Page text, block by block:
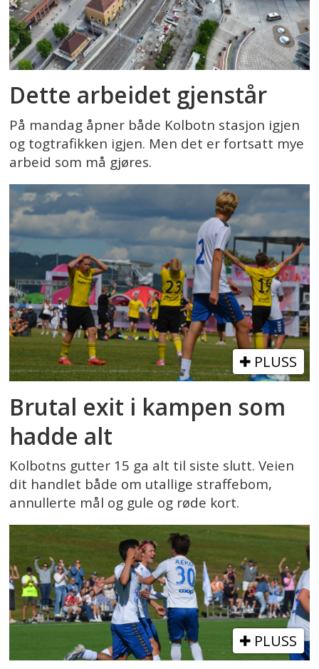
Dette arbeidet gjenstår
På mandag åpner både Kolbotn stasjon igjen
og togtrafikken igjen. Men det er fortsatt mye
arbeid som må gjøres.
PLUSS
Brutal exit i kampen som
hadde alt
Kolbotns gutter 15 ga alt til siste slutt. Veien
dit handlet både om utallige straffebom,
annullerte mål og gule og røde kort.
PLUSS